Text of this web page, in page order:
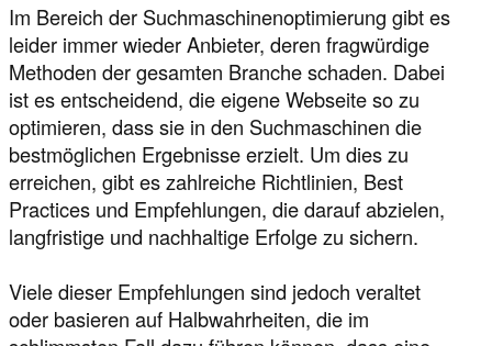
Im Bereich der Suchmaschinenoptimierung gibt es
leider immer wieder Anbieter, deren fragwürdige
Methoden der gesamten Branche schaden. Dabei
ist es entscheidend, die eigene Webseite so zu
optimieren, dass sie in den Suchmaschinen die
bestmöglichen Ergebnisse erzielt. Um dies zu
erreichen, gibt es zahlreiche Richtlinien, Best
Practices und Empfehlungen, die darauf abzielen,
langfristige und nachhaltige Erfolge zu sichern.
Viele dieser Empfehlungen sind jedoch veraltet
oder basieren auf Halbwahrheiten, die im